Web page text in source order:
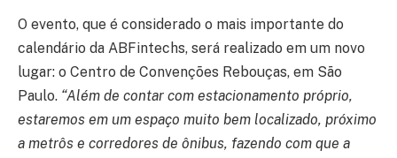
O evento, que é considerado o mais importante do
calendário da ABFintechs, será realizado em um novo
lugar: o Centro de Convenções Rebouças, em São
Paulo. “Além de contar com estacionamento próprio,
estaremos em um espaço muito bem localizado, próximo
a metrôs e corredores de ônibus, fazendo com que a